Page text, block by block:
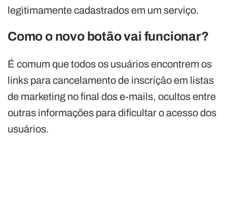
legitimamente cadastrados em um serviço.
Como o novo botão vai funcionar?
É comum que todos os usuários encontrem os
links para cancelamento de inscrição em listas
de marketing no final dos e-mails, ocultos entre
outras informações para dificultar o acesso dos
usuários.